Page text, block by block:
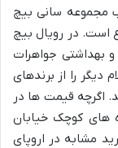
مجموعه سانی بیچ
فروشگاه متنوع است. در رویال بیچ
بهداشتی جواهرات
دیگر را از برندهای
اگرچه قیمت ها در
های کوچک خیابان
مشابه در اروپای